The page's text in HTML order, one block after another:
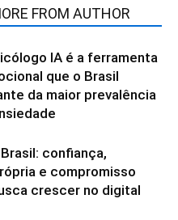
FROM AUTHOR
IA é a ferramenta
que o Brasil
da maior prevalência
confiança,
e compromisso
crescer no digital